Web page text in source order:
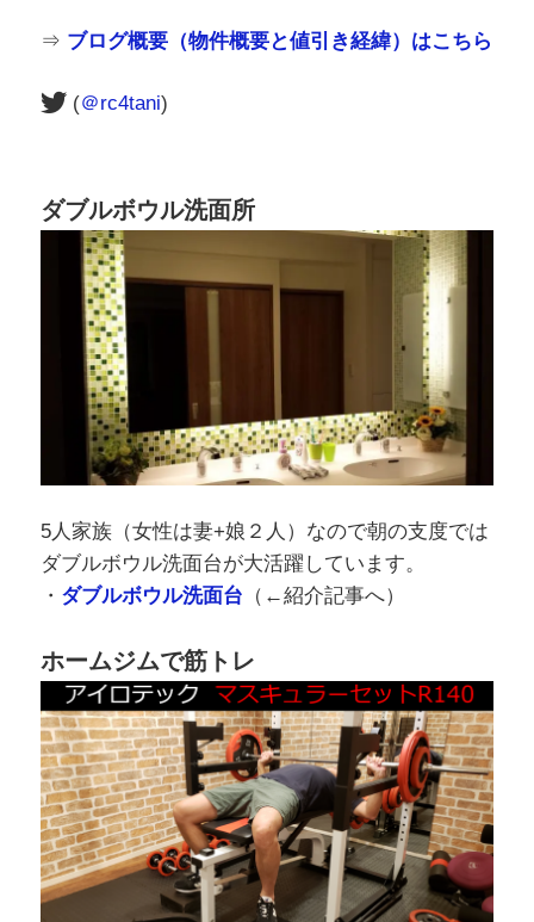
⇒ ブログ概要（物件概要と値引き経緯）はこちら
(＠rc4tani)
ダブルボウル洗面所
5人家族（女性は妻+娘２人）なので朝の支度では
ダブルボウル洗面台が大活躍しています。
・ ダブルボウル洗面台 （←紹介記事へ）
ホームジムで筋トレ